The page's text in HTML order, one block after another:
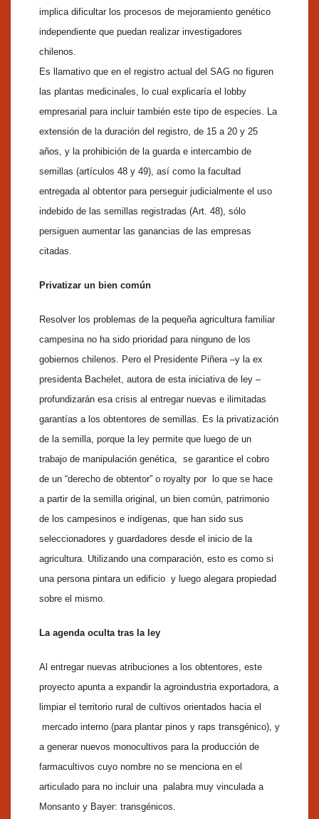
implica dificultar los procesos de mejoramiento genético
independiente que puedan realizar investigadores
chilenos.
Es llamativo que en el registro actual del SAG no figuren
las plantas medicinales, lo cual explicaría el lobby
empresarial para incluir también este tipo de especies. La
extensión de la duración del registro, de 15 a 20 y 25
años, y la prohibición de la guarda e intercambio de
semillas (artículos 48 y 49), así como la facultad
entregada al obtentor para perseguir judicialmente el uso
indebido de las semillas registradas (Art. 48), sólo
persiguen aumentar las ganancias de las empresas
citadas.
Privatizar un bien común
Resolver los problemas de la pequeña agricultura familiar
campesina no ha sido prioridad para ninguno de los
gobiernos chilenos. Pero el Presidente Piñera –y la ex
presidenta Bachelet, autora de esta iniciativa de ley –
profundizarán esa crisis al entregar nuevas e ilimitadas
garantías a los obtentores de semillas. Es la privatización
de la semilla, porque la ley permite que luego de un
trabajo de manipulación genética, se garantice el cobro
de un “derecho de obtentor” o royalty por lo que se hace
a partir de la semilla original, un bien común, patrimonio
de los campesinos e indígenas, que han sido sus
seleccionadores y guardadores desde el inicio de la
agricultura. Utilizando una comparación, esto es como si
una persona pintara un edificio y luego alegara propiedad
sobre el mismo.
La agenda oculta tras la ley
Al entregar nuevas atribuciones a los obtentores, este
proyecto apunta a expandir la agroindustria exportadora, a
limpiar el territorio rural de cultivos orientados hacia el
mercado interno (para plantar pinos y raps transgénico), y
a generar nuevos monocultivos para la producción de
farmacultivos cuyo nombre no se menciona en el
articulado para no incluir una palabra muy vinculada a
Monsanto y Bayer: transgénicos.